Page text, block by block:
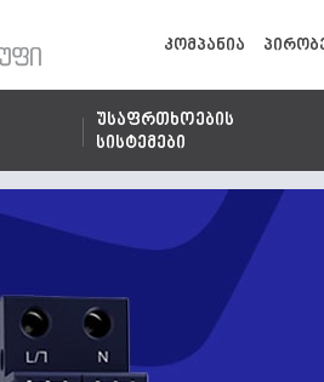
კომპანია
უსაფრთხოების
სისტემები